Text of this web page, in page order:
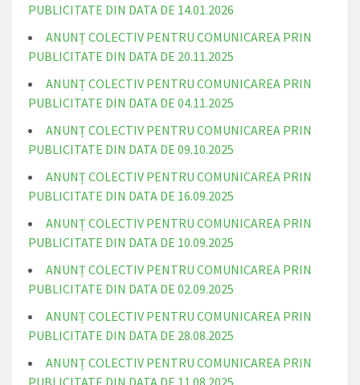
PUBLICITATE DIN DATA DE 14.01.2026
ANUNȚ COLECTIV PENTRU COMUNICAREA PRIN
PUBLICITATE DIN DATA DE 20.11.2025
ANUNȚ COLECTIV PENTRU COMUNICAREA PRIN
PUBLICITATE DIN DATA DE 04.11.2025
ANUNȚ COLECTIV PENTRU COMUNICAREA PRIN
PUBLICITATE DIN DATA DE 09.10.2025
ANUNȚ COLECTIV PENTRU COMUNICAREA PRIN
PUBLICITATE DIN DATA DE 16.09.2025
ANUNȚ COLECTIV PENTRU COMUNICAREA PRIN
PUBLICITATE DIN DATA DE 10.09.2025
ANUNȚ COLECTIV PENTRU COMUNICAREA PRIN
PUBLICITATE DIN DATA DE 02.09.2025
ANUNȚ COLECTIV PENTRU COMUNICAREA PRIN
PUBLICITATE DIN DATA DE 28.08.2025
ANUNȚ COLECTIV PENTRU COMUNICAREA PRIN
PUBLICITATE DIN DATA DE 11.08.2025